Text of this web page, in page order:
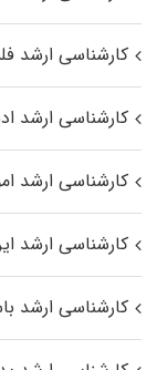
کارشناسی ارشد
کارشناسی ارشد
کارشناسی ارشد
کارشناسی ارشد
کارشناسی ارشد